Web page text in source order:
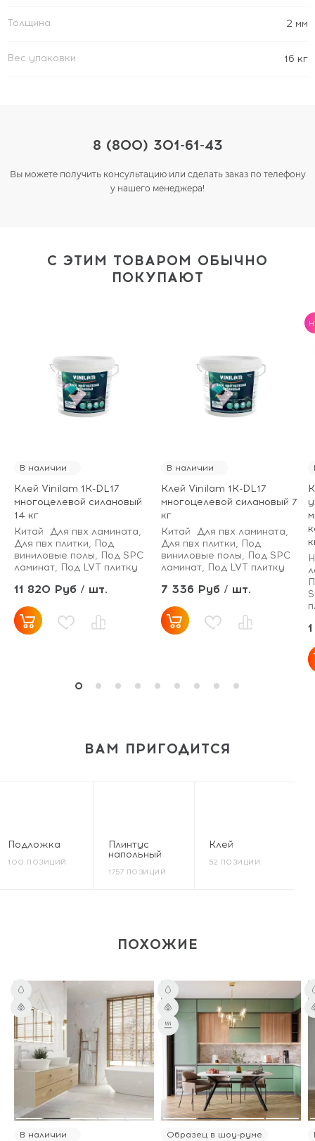
Толщина 2 мм
Вес упаковки 16 кг
8 (800) 301-61-43
Вы можете получить консультацию или сделать заказ по телефону
у нашего менеджера!
С ЭТИМ ТОВАРОМ ОБЫЧНО
ПОКУПАЮТ
В наличии
Клей Vinilam 1K-DL17
многоцелевой силановый
14 кг
Китай
Для пвх ламината,
Для пвх плитки, Под
виниловые полы, Под SPC
ламинат, Под LVT плитку
11 820 Руб / шт.
В наличии
Клей Vinilam 1K-DL17
многоцелевой силановый 7
кг
Китай
Для пвх ламината,
Для пвх плитки, Под
виниловые полы, Под SPC
ламинат, Под LVT плитку
7 336 Руб / шт.
ВАМ ПРИГОДИТСЯ
Подложка
100 ПОЗИЦИЙ
Плинтус
напольный
1757 ПОЗИЦИЙ
Клей
52 ПОЗИЦИИ
ПОХОЖИЕ
В наличии Образец в шоу-руме